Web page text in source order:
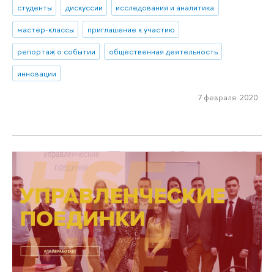
студенты
дискуссии
исследования и аналитика
мастер-классы
приглашение к участию
репортаж о событии
общественная деятельность
инновации
7 февраля 2020